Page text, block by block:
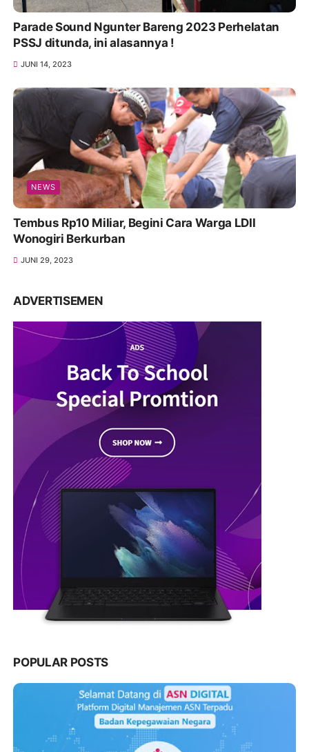
Parade Sound Ngunter Bareng 2023 Perhelatan
PSSJ ditunda, ini alasannya !
JUNI 14, 2023
NEWS
Tembus Rp10 Miliar, Begini Cara Warga LDII
Wonogiri Berkurban
JUNI 29, 2023
ADVERTISEMEN
POPULAR POSTS